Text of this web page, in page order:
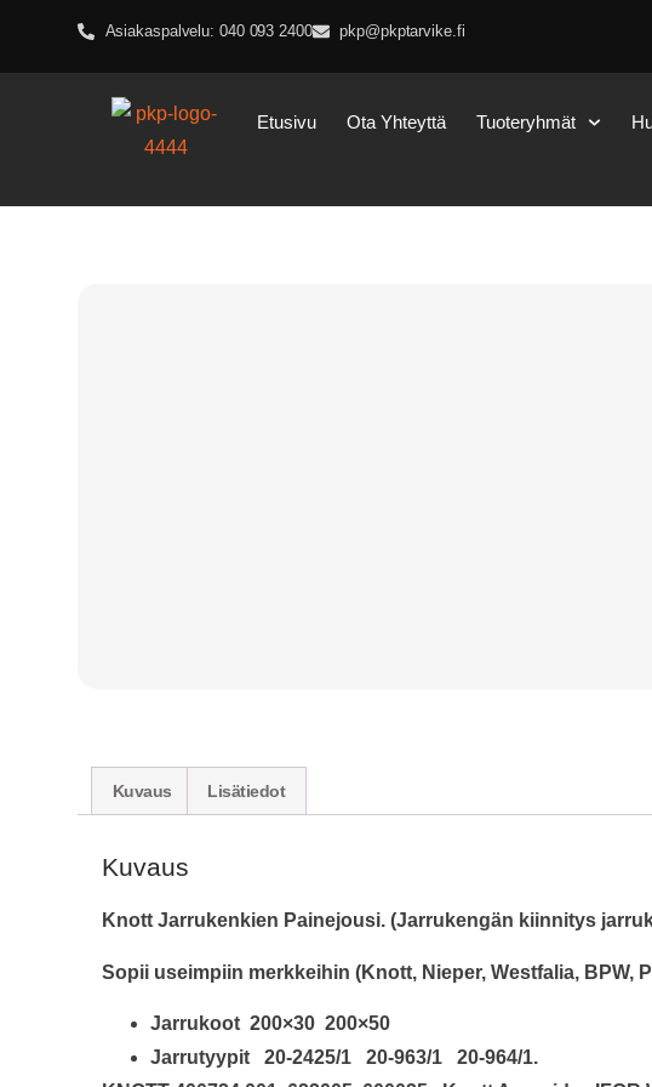
Asiakaspalvelu: 040 093 2400 pkp@pkptarvike.fi
Etusivu Ota Yhteyttä Tuoteryhmät
Kuvaus Lisätiedot
Kuvaus
Knott Jarrukenkien Painejousi. (Jarrukengän kiinnitys
Sopii useimpiin merkkeihin (Knott, Nieper, Westfalia, BPW,
Jarrukoot 200×30 200×50
Jarrutyypit 20-2425/1 20-963/1 20-964/1.